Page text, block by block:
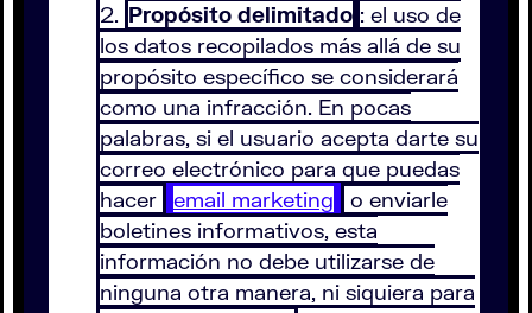
Propósito delimitado : el uso de
los datos recopilados más allá de su
propósito específico se considerará
como una infracción. En pocas
palabras, si el usuario acepta darte su
correo electrónico para que puedas
hacer
email marketing
o enviarle
boletines informativos, esta
información no debe utilizarse de
ninguna otra manera, ni siquiera para